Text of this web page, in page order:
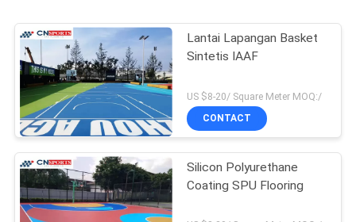
Lantai Lapangan Basket
Sintetis IAAF
US $8-20/ Square Meter MOQ:/
CONTACT
Silicon Polyurethane
Coating SPU Flooring